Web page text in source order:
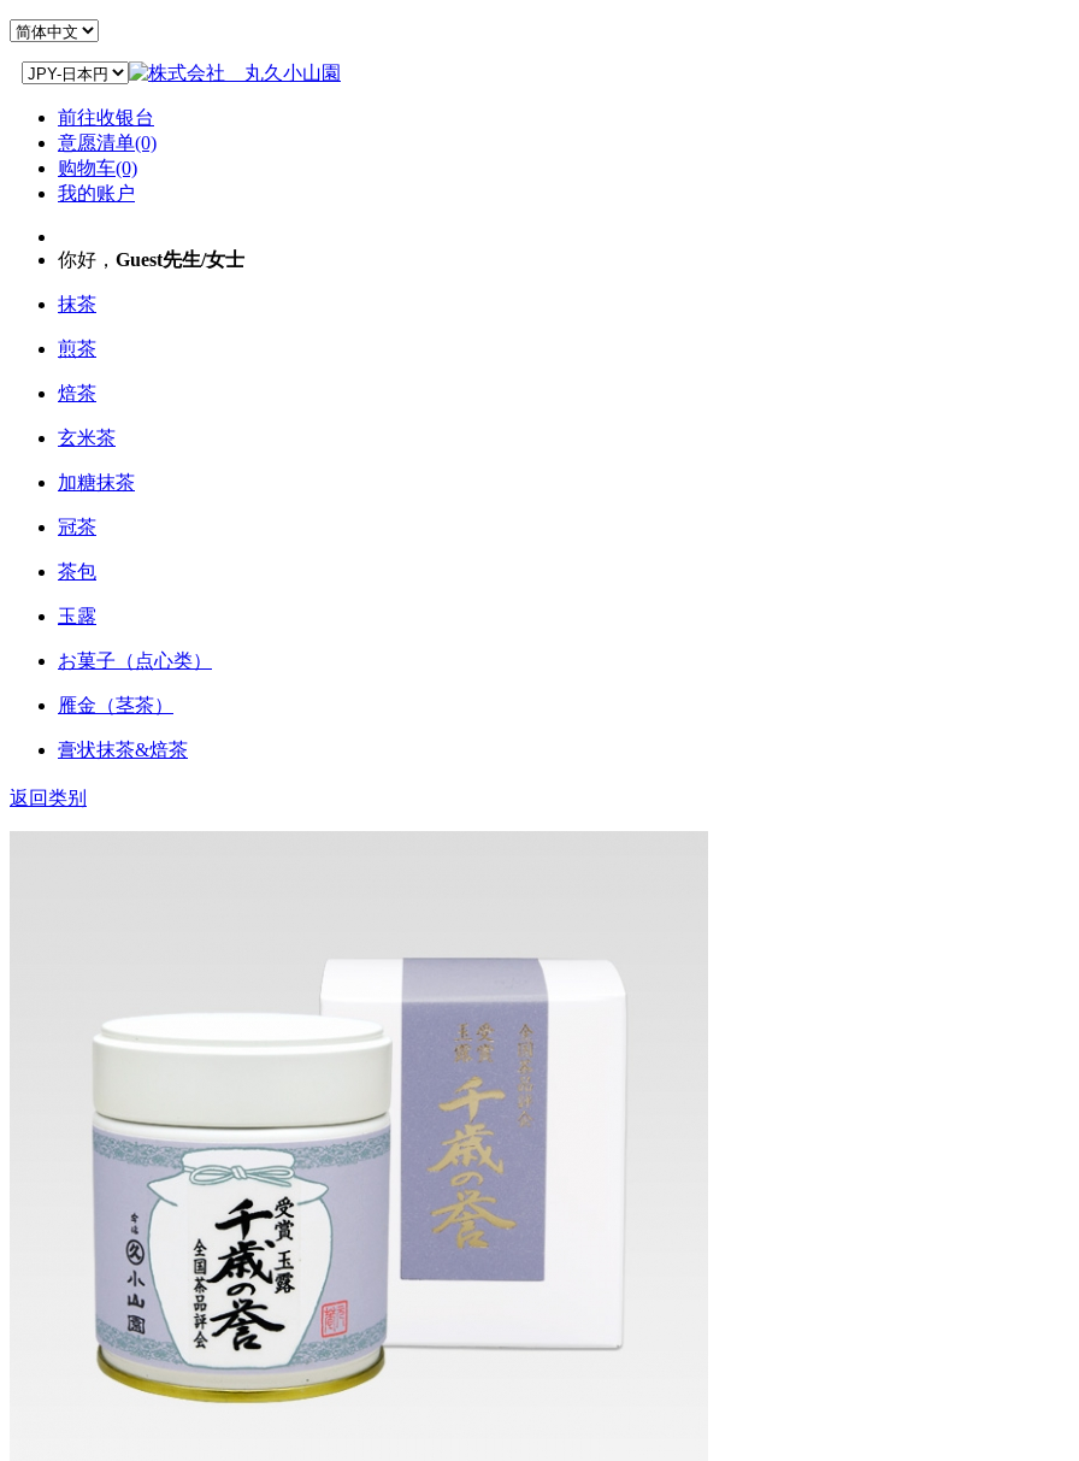
前往收银台
意愿清单(0)
购物车(0)
我的账户
你好， Guest先生/女士
抹茶
煎茶
焙茶
玄米茶
加糖抹茶
冠茶
茶包
玉露
お菓子（点心类）
雁金（茎茶）
膏状抹茶&焙茶
返回类别